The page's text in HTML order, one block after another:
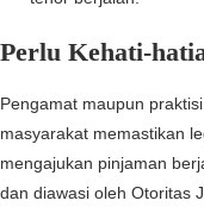
Perlu Kehati-
Pengamat maupun
masyarakat memastikan
mengajukan pinjaman
dan diawasi oleh Otoritas